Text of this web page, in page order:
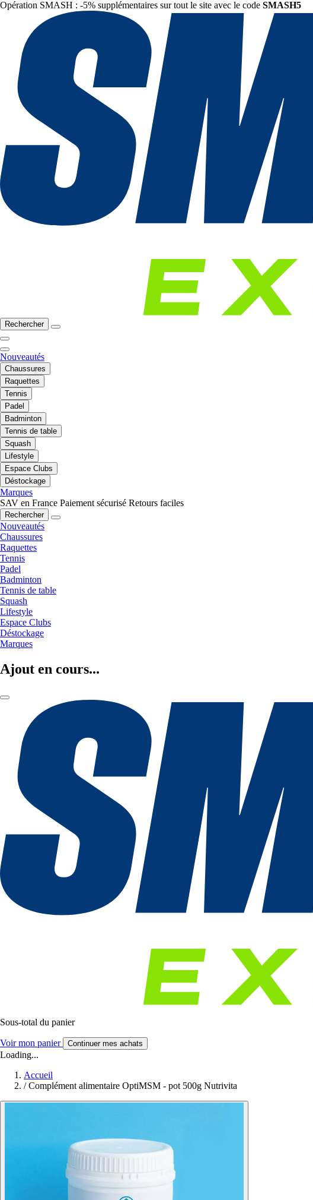
Opération SMASH : -5% supplémentaires sur tout le site avec le code SMASH5
Rechercher
Nouveautés
Chaussures
Raquettes
Tennis
Padel
Badminton
Tennis de table
Squash
Lifestyle
Espace Clubs
Déstockage
Marques
SAV en France Paiement sécurisé Retours faciles
Rechercher
Nouveautés
Chaussures
Raquettes
Tennis
Padel
Badminton
Tennis de table
Squash
Lifestyle
Espace Clubs
Déstockage
Marques
Ajout en cours...
Sous-total du panier
Voir mon panier Continuer mes achats
Loading...
Accueil
/ Complément alimentaire OptiMSM - pot 500g Nutrivita